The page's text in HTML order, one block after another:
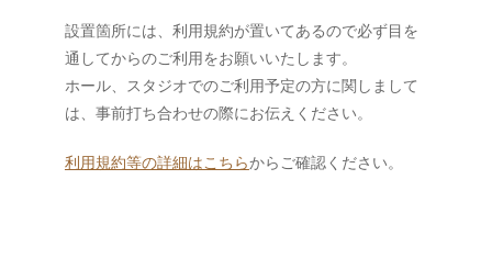
設置箇所には、利用規約が置いてあるので必ず目を
通してからのご利用をお願いいたします。
ホール、スタジオでのご利用予定の方に関しまして
は、事前打ち合わせの際にお伝えください。
利用規約等の詳細はこちらからご確認ください。